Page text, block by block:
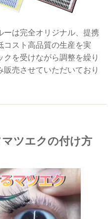
ーは完全オリジナル、提携
コスト高品質の生産を実
を受けながら調整を繰り
売させていただいており
ツエクの付け方